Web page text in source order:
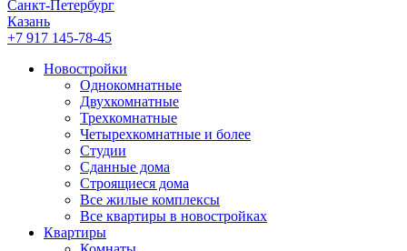
Санкт-Петербург
Казань
+7 917 145-78-45
Новостройки
Однокомнатные
Двухкомнатные
Трехкомнатные
Четырехкомнатные и более
Студии
Сданные дома
Строящиеся дома
Все жилые комплексы
Все квартиры в новостройках
Квартиры